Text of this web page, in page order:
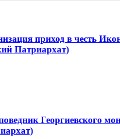
приход в честь
Патриархат)
Георгиевского